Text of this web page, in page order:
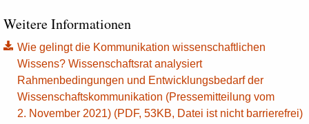
Weitere Informationen
Wie gelingt die Kommunikation wissenschaftlichen
Wissens? Wissenschaftsrat analysiert
Rahmenbedingungen und Entwicklungsbedarf der
Wissenschaftskommunikation (Pressemitteilung vom
2. November 2021) (PDF, 53KB, Datei ist nicht barrierefrei)